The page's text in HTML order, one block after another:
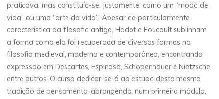
praticava, mas constituía-se, justamente, como um “modo de
vida” ou uma “arte da vida”. Apesar de particularmente
característica da filosofia antiga, Hadot e Foucault sublinham
a forma como ela foi recuperada de diversas formas na
filosofia medieval, moderna e contemporânea, encontrando
expressão em Descartes, Espinosa, Schopenhauer e Nietzsche,
entre outros. O curso dedicar-se-á ao estudo desta mesma
tradição de pensamento, abrangendo, num primeiro módulo,